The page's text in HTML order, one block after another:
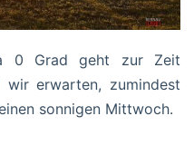
0 Grad geht zur Zeit
erwarten, zumindest
sonnigen Mittwoch.